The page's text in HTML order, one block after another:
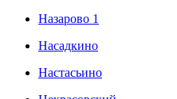
Назарово 1
Насадкино
Настасьино